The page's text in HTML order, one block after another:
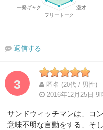
返信する
3
匿名 (20代 / 男性)
2016年12月25日 9
サンドウィッチマンは、コ
意味不明な言動をする、そ